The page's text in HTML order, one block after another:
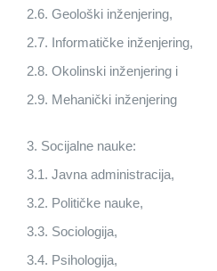
2.6. Geološki inženjering,
2.7. Informatičke inženjering,
2.8. Okolinski inženjering i
2.9. Mehanički inženjering
3. Socijalne nauke:
3.1. Javna administracija,
3.2. Političke nauke,
3.3. Sociologija,
3.4. Psihologija,